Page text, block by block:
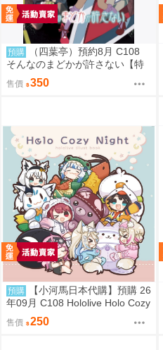
預購
（四葉亭）預約8月 C108
そんなのまどかが許さない【特
典付】 ゲッチュんち
售價 350
預購
【小河馬日本代購】預購 26
年09月 C108 Hololive Holo Cozy
Night 繪師:さめあんこ
售價 250